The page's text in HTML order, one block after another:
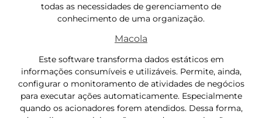
todas as necessidades de gerenciamento de
conhecimento de uma organização.
Macola
Este software transforma dados estáticos em
informações consumíveis e utilizáveis. Permite, ainda,
configurar o monitoramento de atividades de negócios
para executar ações automaticamente. Especialmente
quando os acionadores forem atendidos. Dessa forma,